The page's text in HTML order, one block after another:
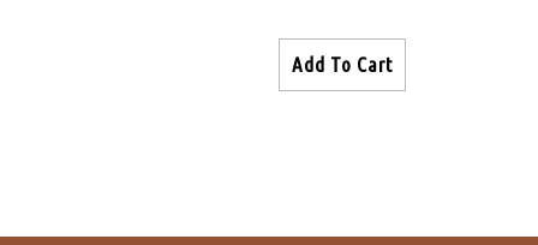
Add To Cart